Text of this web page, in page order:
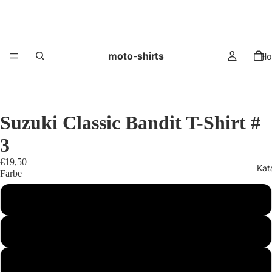
moto-shirts
Suzuki Classic Bandit T-Shirt #
3
€19,50
Farbe